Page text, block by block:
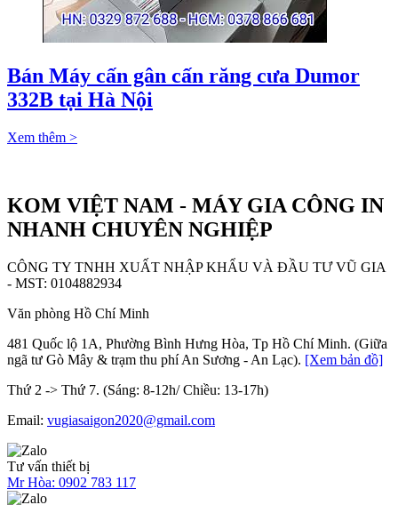
Bán Máy cấn gân cấn răng cưa Dumor
332B tại Hà Nội
Xem thêm >
KOM VIỆT NAM - MÁY GIA CÔNG IN
NHANH CHUYÊN NGHIỆP
CÔNG TY TNHH XUẤT NHẬP KHẨU VÀ ĐẦU TƯ VŨ GIA
- MST: 0104882934
Văn phòng Hồ Chí Minh
481 Quốc lộ 1A, Phường Bình Hưng Hòa, Tp Hồ Chí Minh. (Giữa
ngã tư Gò Mây & trạm thu phí An Sương - An Lạc). [Xem bản đồ]
Thứ 2 -> Thứ 7. (Sáng: 8-12h/ Chiều: 13-17h)
Email: vugiasaigon2020@gmail.com
Tư vấn thiết bị
Mr Hòa: 0902 783 117